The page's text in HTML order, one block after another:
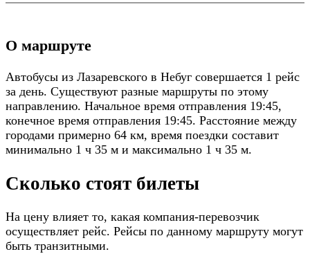
О маршруте
Автобусы из Лазаревского в Небуг совершается 1 рейс
за день. Существуют разные маршруты по этому
направлению. Начальное время отправления 19:45,
конечное время отправления 19:45. Расстояние между
городами примерно 64 км, время поездки составит
минимально 1 ч 35 м и максимально 1 ч 35 м.
Сколько стоят билеты
На цену влияет то, какая компания-перевозчик
осуществляет рейс. Рейсы по данному маршруту могут
быть транзитными.